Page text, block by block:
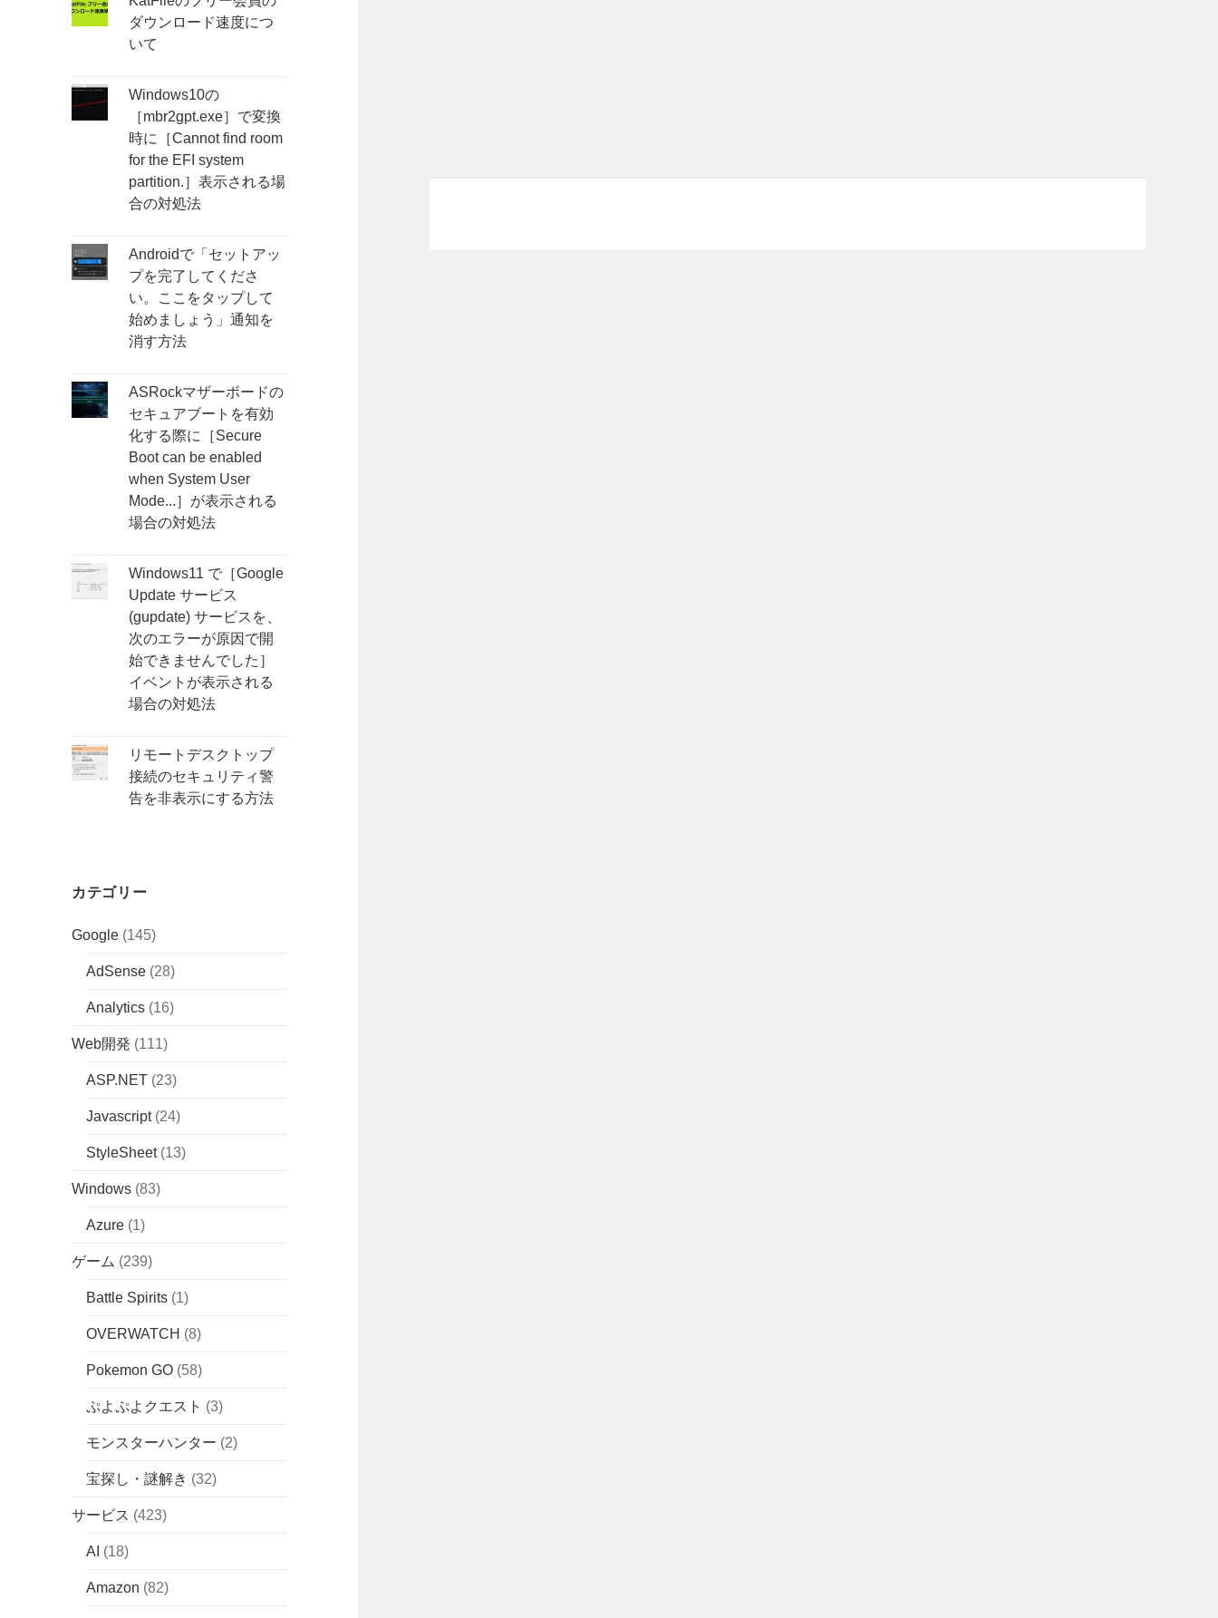
ダウンロード速度につ
いて
Windows10の
［mbr2gpt.exe］で変換
時に［Cannot find room
for the EFI system
partition.］表示される場
合の対処法
Androidで「セットアッ
プを完了してくださ
い。ここをタップして
始めましょう」通知を
消す方法
ASRockマザーボードの
セキュアブートを有効
化する際に［Secure
Boot can be enabled
when System User
Mode...］が表示される
場合の対処法
Windows11 で［Google
Update サービス
(gupdate) サービスを、
次のエラーが原因で開
始できませんでした］
イベントが表示される
場合の対処法
リモートデスクトップ
接続のセキュリティ警
告を非表示にする方法
カテゴリー
Google (145)
AdSense (28)
Analytics (16)
Web開発 (111)
ASP.NET (23)
Javascript(24)
StyleSheet(13)
Windows (83)
Azure (1)
ゲーム (239)
Battle Spirits (1)
OVERWATCH (8)
Pokemon GO (58)
ぷよぷよクエスト (3)
モンスターハンター (2)
宝探し・謎解き (32)
サービス (423)
AI (18)
Amazon (82)